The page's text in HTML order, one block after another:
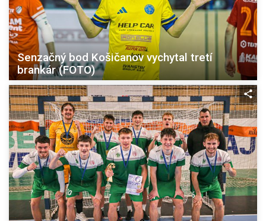
Senzačný bod Košičanov vychytal tretí
brankár (FOTO)